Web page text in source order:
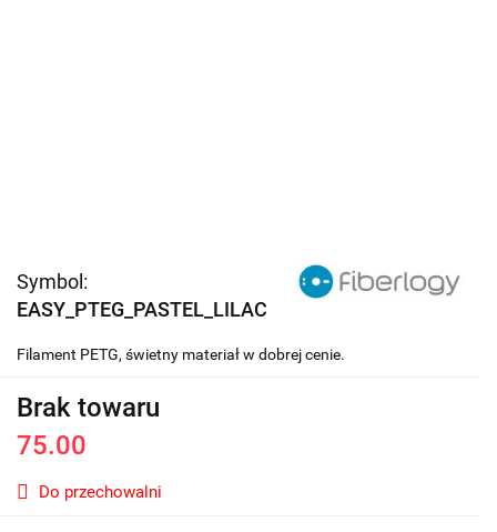
Symbol:
EASY_PTEG_PASTEL_LILAC
Filament PETG, świetny materiał w dobrej cenie.
Brak towaru
75.00
Do przechowalni